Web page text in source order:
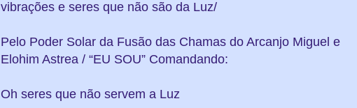
vibrações e seres que não são da Luz/
Pelo Poder Solar da Fusão das Chamas do Arcanjo Miguel e
Elohim Astrea / “EU SOU” Comandando:
Oh seres que não servem a Luz